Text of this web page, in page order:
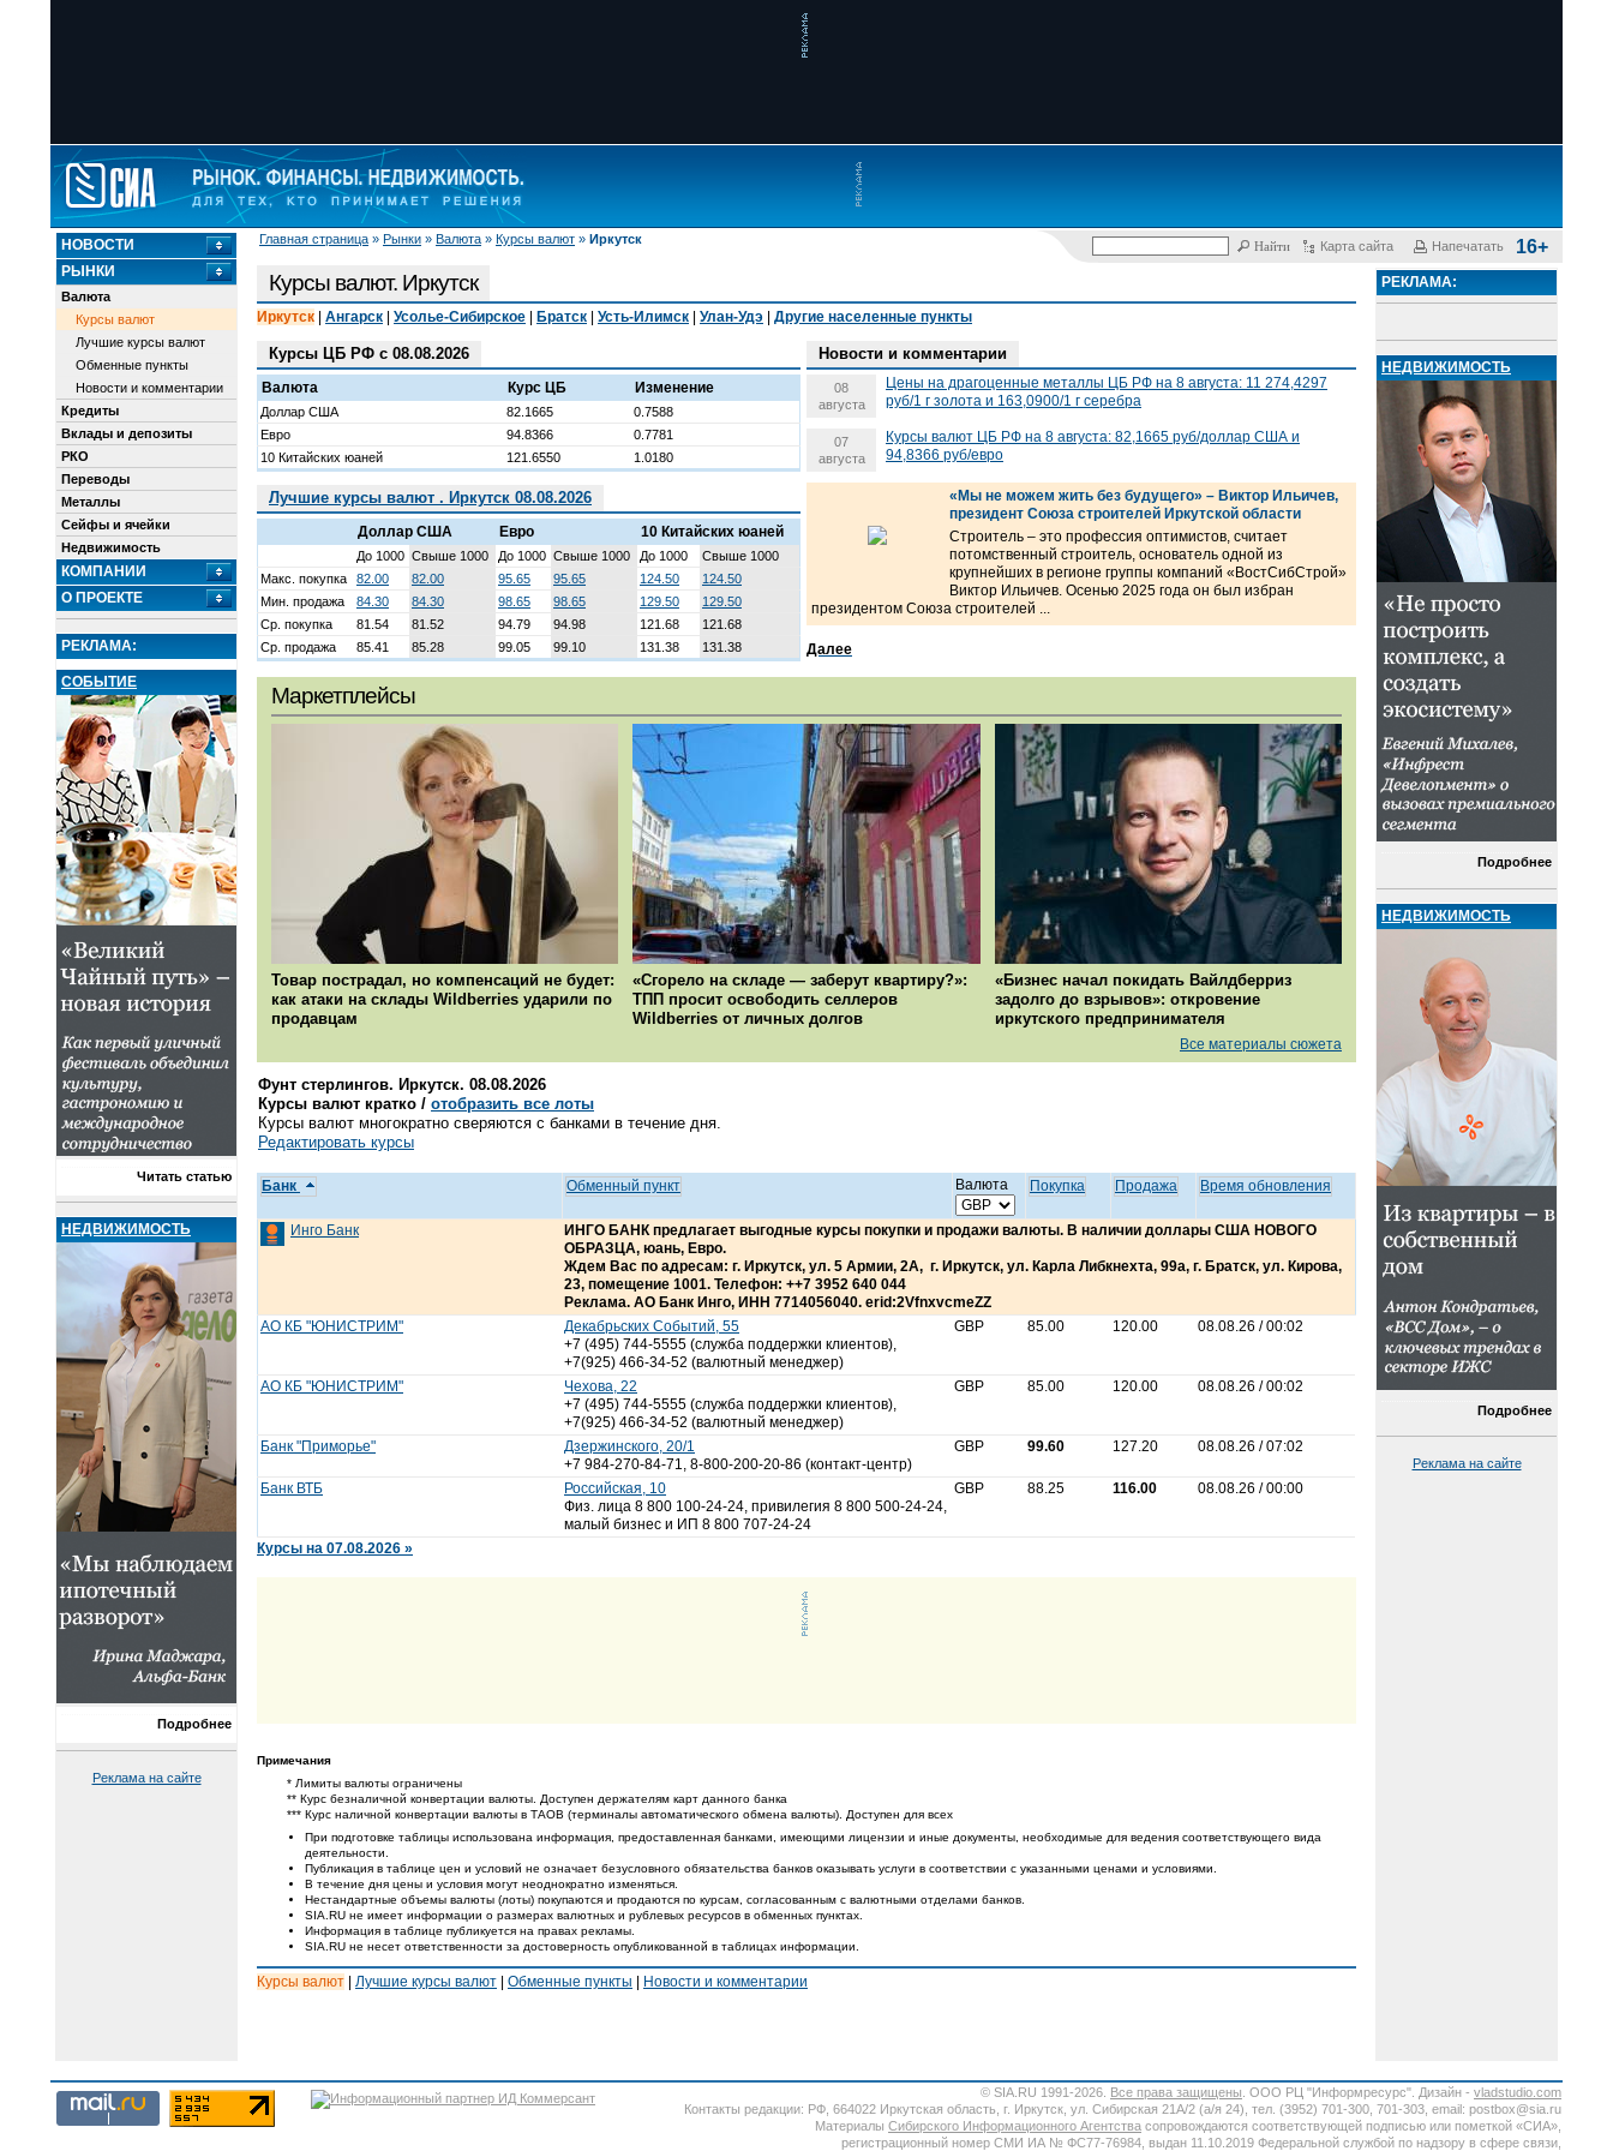
Главная страница » Рынки » Валюта » Курсы валют » Иркутск
Карта сайта Напечатать 16+
НОВОСТИ
РЫНКИ
Валюта
Курсы валют
Лучшие курсы валют
Обменные пункты
Новости и комментарии
Кредиты
Вклады и депозиты
РКО
Переводы
Металлы
Сейфы и ячейки
Недвижимость
КОМПАНИИ
О ПРОЕКТЕ
РЕКЛАМА:
СОБЫТИЕ
Читать статью
НЕДВИЖИМОСТЬ
Подробнее
Реклама на сайте
Курсы валют. Иркутск
Иркутск Ангарск Усолье-Сибирское Братск Усть-Илимск Улан-Удэ Другие населенные пункты
Курсы ЦБ РФ с 08.08.2026
Валюта Курс ЦБ Изменение
Доллар США 82.1665
0.7588
Евро
94.8366
0.7781
10 Китайских юаней
121.6550 1.0180
Новости и комментарии
08
августа
Цены на драгоценные металлы ЦБ РФ на 8 августа: 11 274,4297
руб/1 г золота и 163,0900/1 г серебра
07
августа
Курсы валют ЦБ РФ на 8 августа: 82,1665 руб/доллар США и
94,8366 руб/евро
«Мы не можем жить без будущего» – Виктор Ильичев,
президент Союза строителей Иркутской области
Строитель – это профессия оптимистов, считает
потомственный строитель, основатель одной из
крупнейших в регионе группы компаний «ВостСибСтрой»
Виктор Ильичев. Осенью 2025 года он был избран
президентом Союза строителей ...
Далее
Лучшие курсы валют . Иркутск 08.08.2026
Доллар США Евро 10 Китайских юаней
До 1000 Свыше 1000 До 1000 Свыше 1000 До 1000
Свыше 1000
Макс. покупка
82.00 82.00 95.65 95.65 124.50
124.50
Мин. продажа
84.30 84.30 98.65 98.65 129.50
129.50
Ср. покупка
81.54 81.52 94.79 94.98 121.68
121.68
Ср. продажа
85.41 85.28 99.05 99.10 131.38 131.38
Маркетплейсы
Товар пострадал, но компенсаций не будет:
как атаки на склады Wildberries ударили по
продавцам
«Сгорело на складе — заберут квартиру?»:
ТПП просит освободить селлеров
Wildberries от личных долгов
«Бизнес начал покидать Вайлдберриз
задолго до взрывов»: откровение
иркутского предпринимателя
Все материалы сюжета
Фунт стерлингов. Иркутск. 08.08.2026
Курсы валют кратко / отобразить все лоты
Курсы валют многократно сверяются с банками в течение дня.
Редактировать курсы
Банк Обменный пункт Валюта Покупка Продажа Время обновления
Инго Банк
ИНГО БАНК предлагает выгодные курсы покупки и продажи валюты. В наличии доллары США НОВОГО
ОБРАЗЦА, юань, Евро.
Ждем Вас по адресам: г. Иркутск, ул. 5 Армии, 2А, г. Иркутск, ул. Карла Либкнехта, 99а, г. Братск, ул. Кирова,
23, помещение 1001. Телефон: ++7 3952 640 044
Реклама. АО Банк Инго, ИНН 7714056040. erid:2VfnxvcmeZZ
АО КБ "ЮНИСТРИМ"
Декабрьских Событий, 55
+7 (495) 744-5555 (служба поддержки клиентов),
+7(925) 466-34-52 (валютный менеджер)
GBP 85.00 120.00 08.08.26 / 00:02
АО КБ "ЮНИСТРИМ"
Чехова, 22
+7 (495) 744-5555 (служба поддержки клиентов),
+7(925) 466-34-52 (валютный менеджер)
GBP 85.00 120.00 08.08.26 / 00:02
Банк "Приморье"
Дзержинского, 20/1
+7 984-270-84-71, 8-800-200-20-86 (контакт-центр)
GBP 99.60 127.20 08.08.26 / 07:02
Банк ВТБ
Российская, 10
Физ. лица 8 800 100-24-24, привилегия 8 800 500-24-24,
малый бизнес и ИП 8 800 707-24-24
GBP 88.25 116.00 08.08.26 / 00:00
Курсы на 07.08.2026 »
Примечания
* Лимиты валюты ограничены
** Курс безналичной конвертации валюты. Доступен держателям карт данного банка
*** Курс наличной конвертации валюты в ТАОВ (терминалы автоматического обмена валюты). Доступен для всех
При подготовке таблицы использована информация, предоставленная банками, имеющими лицензии и иные документы, необходимые для ведения соответствующего вида
деятельности.
Публикация в таблице цен и условий не означает безусловного обязательства банков оказывать услуги в соответствии с указанными ценами и условиями.
В течение дня цены и условия могут неоднократно изменяться.
Нестандартные объемы валюты (лоты) покупаются и продаются по курсам, согласованным с валютными отделами банков.
SIA.RU не имеет информации о размерах валютных и рублевых ресурсов в обменных пунктах.
Информация в таблице публикуется на правах рекламы.
SIA.RU не несет ответственности за достоверность опубликованной в таблицах информации.
Курсы валют Лучшие курсы валют Обменные пункты Новости и комментарии
РЕКЛАМА:
НЕДВИЖИМОСТЬ
Подробнее
НЕДВИЖИМОСТЬ
Подробнее
Реклама на сайте
© SIA.RU 1991-2026. Все права защищены . ООО РЦ "Информресурс". Дизайн - vladstudio.com
Контакты редакции: РФ, 664022 Иркутская область, г. Иркутск, ул. Сибирская 21А/2 (а/я 24), тел. (3952) 701-300, 701-303, email: postbox@sia.ru
Материалы Сибирского Информационного Агентства сопровождаются соответствующей подписью или пометкой «СИА»,
регистрационный номер СМИ ИА № ФС77-76984, выдан 11.10.2019 Федеральной службой по надзору в сфере связи,